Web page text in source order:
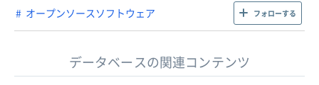
オープンソースソフトウェア フォローする
データベースの関連コンテンツ